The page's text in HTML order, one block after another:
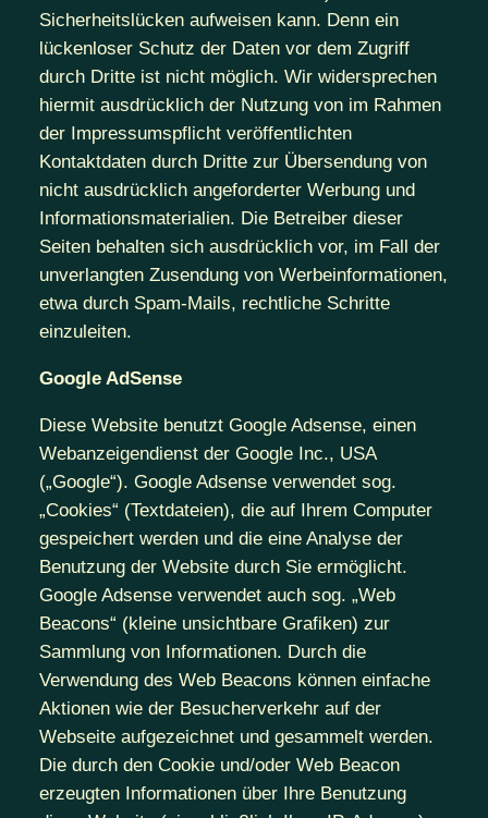
Sicherheitslücken aufweisen kann. Denn ein
lückenloser Schutz der Daten vor dem Zugriff
durch Dritte ist nicht möglich. Wir widersprechen
hiermit ausdrücklich der Nutzung von im Rahmen
der Impressumspflicht veröffentlichten
Kontaktdaten durch Dritte zur Übersendung von
nicht ausdrücklich angeforderter Werbung und
Informationsmaterialien. Die Betreiber dieser
Seiten behalten sich ausdrücklich vor, im Fall der
unverlangten Zusendung von Werbeinformationen,
etwa durch Spam-Mails, rechtliche Schritte
einzuleiten.
Google AdSense
Diese Website benutzt Google Adsense, einen
Webanzeigendienst der Google Inc., USA
(„Google“). Google Adsense verwendet sog.
„Cookies“ (Textdateien), die auf Ihrem Computer
gespeichert werden und die eine Analyse der
Benutzung der Website durch Sie ermöglicht.
Google Adsense verwendet auch sog. „Web
Beacons“ (kleine unsichtbare Grafiken) zur
Sammlung von Informationen. Durch die
Verwendung des Web Beacons können einfache
Aktionen wie der Besucherverkehr auf der
Webseite aufgezeichnet und gesammelt werden.
Die durch den Cookie und/oder Web Beacon
erzeugten Informationen über Ihre Benutzung